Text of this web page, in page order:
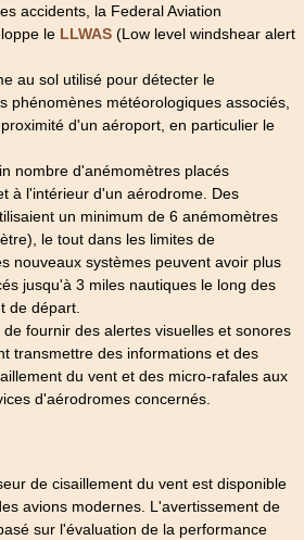
accidents, la Federal Aviation
le LLWAS (Low level windshear alert
au sol utilisé pour détecter le
phénomènes météorologiques associés,
d'un aéroport, en particulier le
nombre d'anémomètres placés
à l'intérieur d'un aérodrome. Des
un minimum de 6 anémomètres
le tout dans les limites de
nouveaux systèmes peuvent avoir plus
jusqu'à 3 miles nautiques le long des
de départ.
fournir des alertes visuelles et sonores
transmettre des informations et des
du vent et des micro-rafales aux
d'aérodromes concernés.
de cisaillement du vent est disponible
avions modernes. L'avertissement de
sur l'évaluation de la performance